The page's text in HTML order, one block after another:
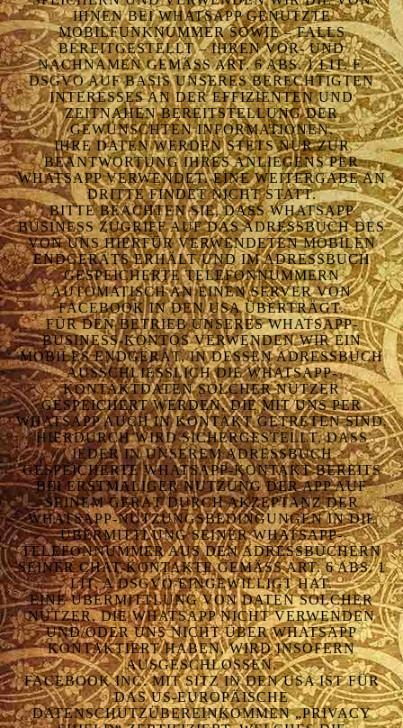
IHNEN BEI WHATSAPP GENUTZTE
MOBILFUNKNUMMER SOWIE – FALLS
BEREITGESTELLT – IHREN VOR- UND
NACHNAMEN GEMÄSS ART. 6 ABS. 1 LIT. F. D
SGVO AUF BASIS UNSERES BERECHTIGTEN I
NTERESSES AN DER EFFIZIENTEN UND Z
EITNAHEN BEREITSTELLUNG DER G
EWÜNSCHTEN INFORMATIONEN.
IHRE DATEN WERDEN STETS NUR ZUR
BEANTWORTUNG IHRES ANLIEGENS PER
WHATSAPP VERWENDET. EINE WEITERGABE AN
DRITTE FINDET NICHT STATT.
BITTE BEACHTEN SIE, DASS WHATSAPP
BUSINESS ZUGRIFF AUF DAS ADRESSBUCH DES
VON UNS HIERFÜR VERWENDETEN MOBILEN
ENDGERÄTS ERHÄLT UND IM ADRESSBUCH
GESPEICHERTE TELEFONNUMMERN
AUTOMATISCH AN EINEN SERVER VON
FACEBOOK IN DEN USA ÜBERTRÄGT.
FÜR DEN BETRIEB UNSERES WHATSAPP-
BUSINESS-KONTOS VERWENDEN WIR EIN
MOBILES ENDGERÄT, IN DESSEN ADRESSBUCH
AUSSCHLIESSLICH DIE WHATSAPP-K
ONTAKTDATEN SOLCHER NUTZER G
ESPEICHERT WERDEN, DIE MIT UNS PER W
HATSAPP AUCH IN KONTAKT GETRETEN SIND.
HIERDURCH WIRD SICHERGESTELLT, DASS
JEDER IN UNSEREM ADRESSBUCH
GESPEICHERTE WHATSAPP-KONTAKT BEREITS
BEI ERSTMALIGER NUTZUNG DER APP AUF
SEINEM GERÄT DURCH AKZEPTANZ DER
WHATSAPP-NUTZUNGSBEDINGUNGEN IN DIE
ÜBERMITTLUNG SEINER WHATSAPP-
TELEFONNUMMER AUS DEN ADRESSBÜCHERN
SEINER CHAT-KONTAKTE GEMÄSS ART. 6 ABS. 1 L
IT. A DSGVO EINGEWILLIGT HAT.
EINE ÜBERMITTLUNG VON DATEN SOLCHER
NUTZER, DIE WHATSAPP NICHT VERWENDEN
UND/ODER UNS NICHT ÜBER WHATSAPP
KONTAKTIERT HABEN, WIRD INSOFERN
AUSGESCHLOSSEN.
FACEBOOK INC. MIT SITZ IN DEN USA IST FÜR
DAS US-EUROPÄISCHE
DATENSCHUTZÜBEREINKOMMEN „PRIVACY